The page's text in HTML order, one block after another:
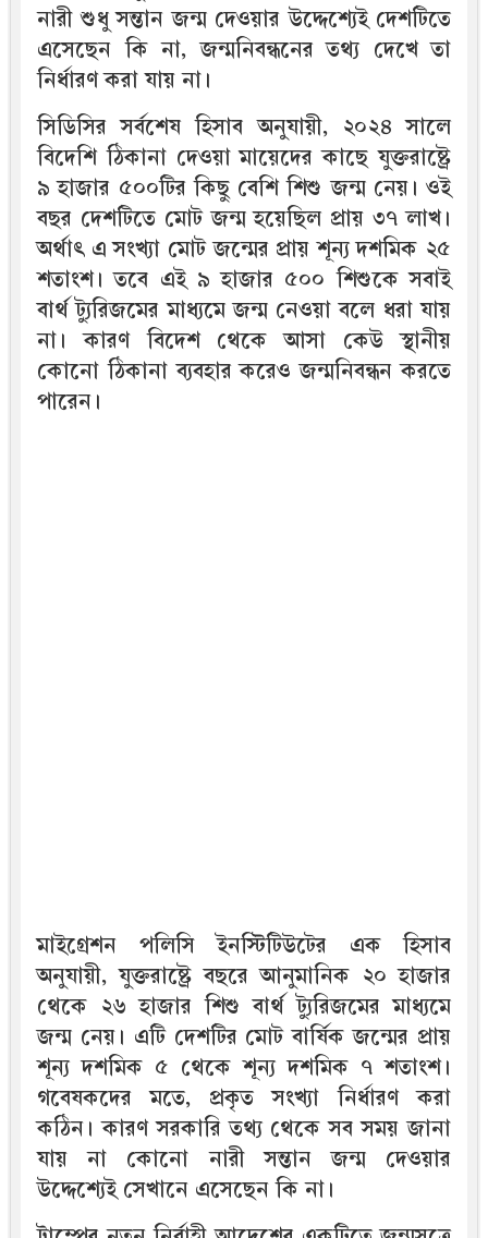
নারী শুধু সন্তান জন্ম দেওয়ার উদ্দেশ্যেই দেশটিতে
এসেছেন কি না, জন্মনিবন্ধনের তথ্য দেখে তা
নির্ধারণ করা যায় না।
সিডিসির সর্বশেষ হিসাব অনুযায়ী, ২০২৪ সালে
বিদেশি ঠিকানা দেওয়া মায়েদের কাছে যুক্তরাষ্ট্রে
৯ হাজার ৫০০টির কিছু বেশি শিশু জন্ম নেয়। ওই
বছর দেশটিতে মোট জন্ম হয়েছিল প্রায় ৩৭ লাখ।
অর্থাৎ এ সংখ্যা মোট জন্মের প্রায় শূন্য দশমিক ২৫
শতাংশ। তবে এই ৯ হাজার ৫০০ শিশুকে সবাই
বার্থ ট্যুরিজমের মাধ্যমে জন্ম নেওয়া বলে ধরা যায়
না। কারণ বিদেশ থেকে আসা কেউ স্থানীয়
কোনো ঠিকানা ব্যবহার করেও জন্মনিবন্ধন করতে
পারেন।
মাইগ্রেশন পলিসি ইনস্টিটিউটের এক হিসাব
অনুযায়ী, যুক্তরাষ্ট্রে বছরে আনুমানিক ২০ হাজার
থেকে ২৬ হাজার শিশু বার্থ ট্যুরিজমের মাধ্যমে
জন্ম নেয়। এটি দেশটির মোট বার্ষিক জন্মের প্রায়
শূন্য দশমিক ৫ থেকে শূন্য দশমিক ৭ শতাংশ।
গবেষকদের মতে, প্রকৃত সংখ্যা নির্ধারণ করা
কঠিন। কারণ সরকারি তথ্য থেকে সব সময় জানা
যায় না কোনো নারী সন্তান জন্ম দেওয়ার
উদ্দেশ্যেই সেখানে এসেছেন কি না।